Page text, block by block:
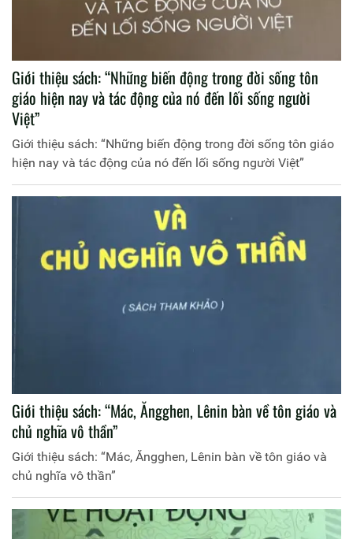
Giới thiệu sách: “Những biến động trong đời sống tôn
giáo hiện nay và tác động của nó đến lối sống người
Việt”
Giới thiệu sách: “Những biến động trong đời sống tôn giáo
hiện nay và tác động của nó đến lối sống người Việt”
Giới thiệu sách: “Mác, Ăngghen, Lênin bàn về tôn giáo và
chủ nghĩa vô thần”
Giới thiệu sách: “Mác, Ăngghen, Lênin bàn về tôn giáo và
chủ nghĩa vô thần”